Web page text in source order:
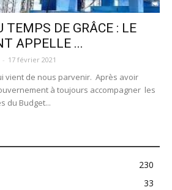
TEMPS DE GRÂCE : LE
APPELLE ...
- 17 février 2021
vient de nous parvenir. Après avoir
à toujours accompagner les
du Budget...
230
33